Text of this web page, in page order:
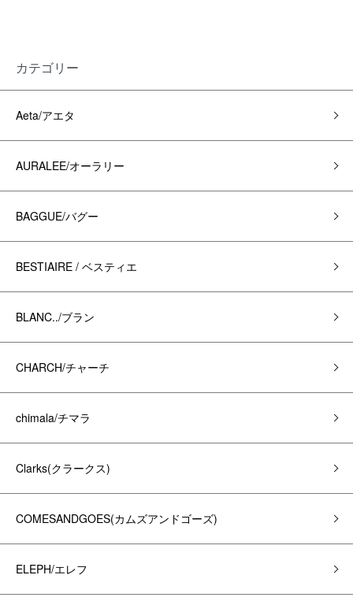
カテゴリー
Aeta/アエタ
AURALEE/オーラリー
BAGGUE/バグー
BESTIAIRE / ベスティエ
BLANC../ブラン
CHARCH/チャーチ
chimala/チマラ
Clarks(クラークス)
COMESANDGOES(カムズアンドゴーズ)
ELEPH/エレフ